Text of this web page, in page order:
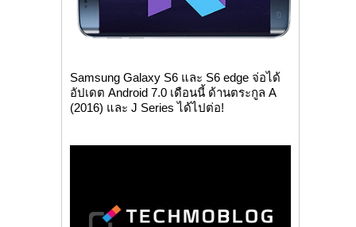
Samsung Galaxy S6 และ S6 edge จ่อได้
อัปเดต Android 7.0 เดือนนี้ ด้านตระกูล A
(2016) และ J Series ได้ไปต่อ!